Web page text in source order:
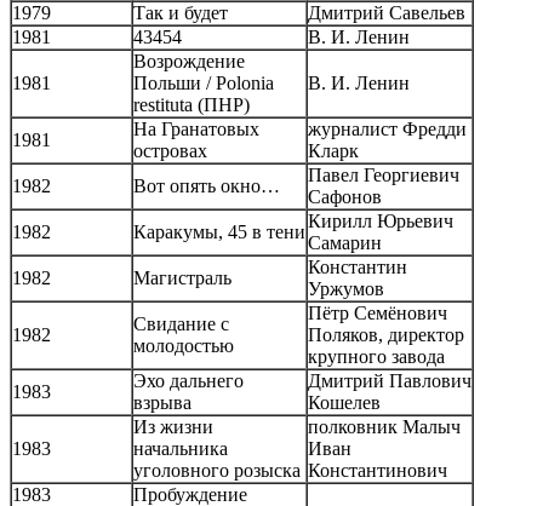
1979
Так и будет
Дмитрий Савельев
1981
43454 В. И. Ленин
1981
Возрождение
Польши / Polonia
restituta (ПНР)
В. И. Ленин
1981
На Гранатовых
островах
журналист Фредди
Кларк
1982
Вот опять окно…
Павел Георгиевич
Сафонов
1982
Каракумы, 45 в тени
Кирилл Юрьевич
Самарин
1982
Магистраль
Константин
Уржумов
1982
Свидание с
молодостью
Пётр Семёнович
Поляков, директор
крупного завода
1983
Эхо дальнего
взрыва
Дмитрий Павлович
Кошелев
1983
Из жизни
начальника
уголовного розыска
полковник Малыч
Иван
Константинович
1983
Пробуждение